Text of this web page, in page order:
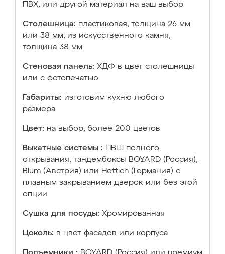
ПВХ, или другой материал на ваш выбор
Столешница: пластиковая, толщина 26 мм
или 38 мм; из искусственного камня,
толщина 38 мм
Стеновая панель: ХДФ в цвет столешницы
или с фотопечатью
Габариты: изготовим кухню любого
размера
Цвет: на выбор, более 200 цветов
Выкатные системы :
ПВШ полного
открывания, тандембоксы BOYARD (Россия),
Blum (Австрия) или Hettich (Германия) с
плавным закрыванием дверок или без этой
опции
Сушка для посуды: Хромированная
Цоколь: в цвет фасадов или корпуса